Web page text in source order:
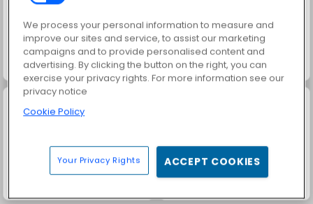
Scala 40 Juice Merge
We process your personal information to measure and
improve our sites and service, to assist our marketing
campaigns and to provide personalised content and
advertising. By clicking the button on the right, you can
exercise your privacy rights. For more information see our
privacy notice
Cookie Policy
Your Privacy Rights ACCEPT COOKIES